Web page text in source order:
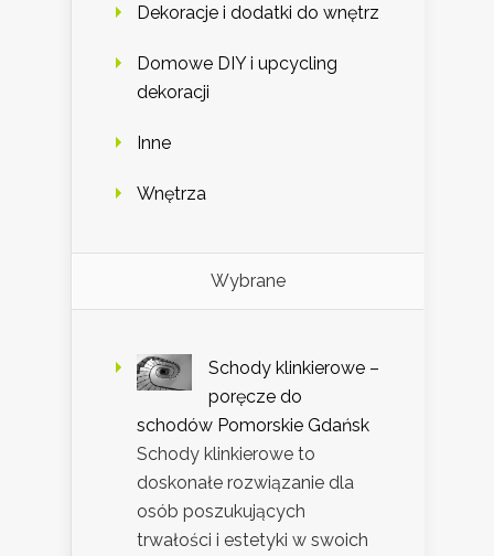
Dekoracje i dodatki do wnętrz
Domowe DIY i upcycling
dekoracji
Inne
Wnętrza
Wybrane
Schody klinkierowe –
poręcze do
schodów Pomorskie Gdańsk
Schody klinkierowe to
doskonałe rozwiązanie dla
osób poszukujących
trwałości i estetyki w swoich